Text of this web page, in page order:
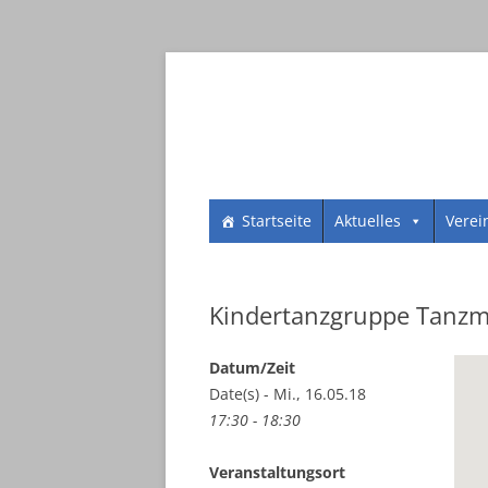
SV 1961 Dorheim
SV 1961 Dorheim e.V.
Zum
InhaltStartseite Aktuelles
Kindertanzgruppe
Datum/Zeit
Date(s) - Mi., 16.05.18
17:30 - 18:30
Veranstaltungsort